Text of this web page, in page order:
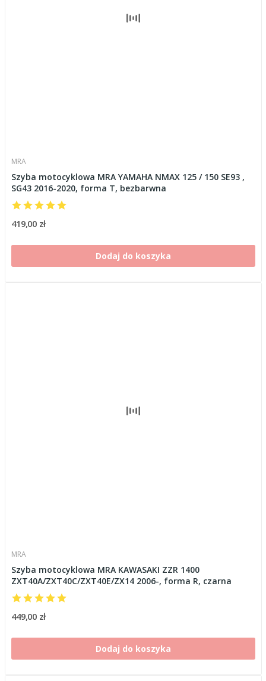
MRA
Szyba motocyklowa MRA YAMAHA NMAX 125 / 150 SE93 ,
SG43 2016-2020, forma T, bezbarwna
419,00 zł
Dodaj do koszyka
MRA
Szyba motocyklowa MRA KAWASAKI ZZR 1400
ZXT40A/ZXT40C/ZXT40E/ZX14 2006-, forma R, czarna
449,00 zł
Dodaj do koszyka